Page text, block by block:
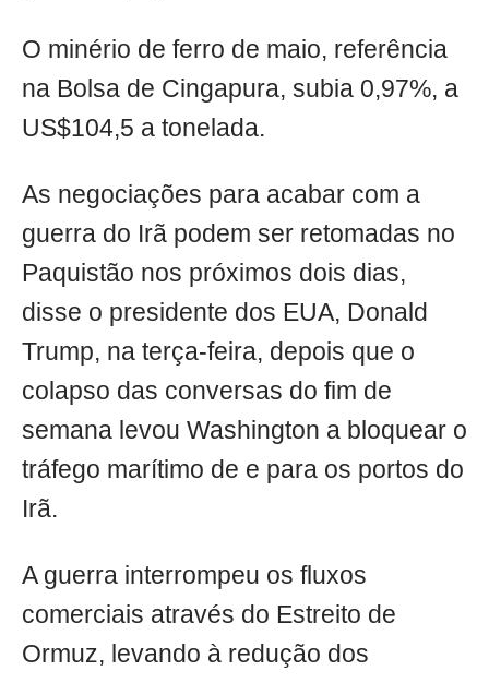
O minério de ferro de maio, referência
na Bolsa de Cingapura, subia 0,97%, a
US$104,5 a tonelada.
As negociações para acabar com a
guerra do Irã podem ser retomadas no
Paquistão nos próximos dois dias,
disse o presidente dos EUA, Donald
Trump, na terça-feira, depois que o
colapso das conversas do fim de
semana levou Washington a bloquear o
tráfego marítimo de e para os portos do
Irã.
A guerra interrompeu os fluxos
comerciais através do Estreito de
Ormuz, levando à redução dos